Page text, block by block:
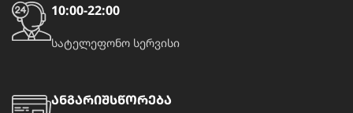
10:00-22:00
სატელეფონო სერვისი
ანგარიშსწორება